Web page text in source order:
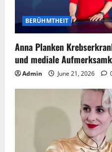
BERÜHMTHEIT
Anna Planken
und mediale
Admin June 21, 2026